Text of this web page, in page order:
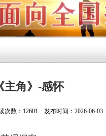
贵州
江苏
抗日
贵州
中国
主角》-感怀
数：12601 发布时间：2026-06-03